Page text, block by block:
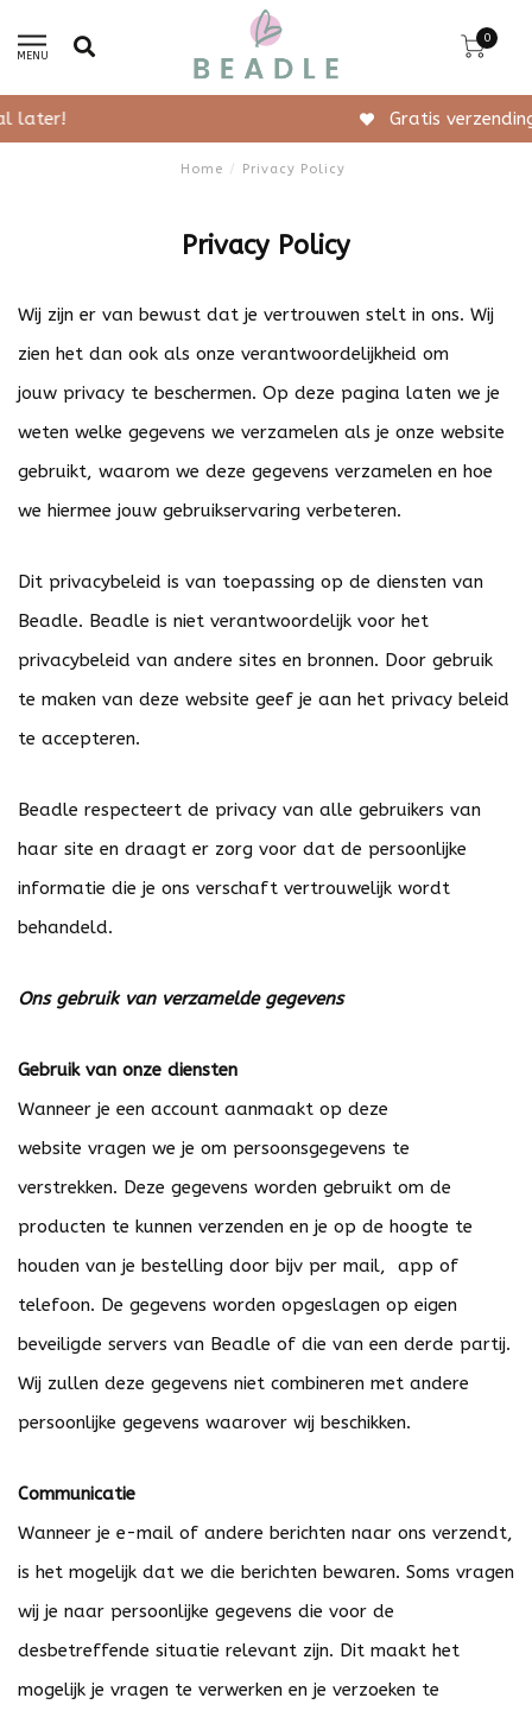
MENU
0
Gratis verzending vanaf 50,-
Home / Privacy Policy
Privacy Policy
Wij zijn er van bewust dat je vertrouwen stelt in ons. Wij
zien het dan ook als onze verantwoordelijkheid om
jouw privacy te beschermen. Op deze pagina laten we je
weten welke gegevens we verzamelen als je onze website
gebruikt, waarom we deze gegevens verzamelen en hoe
we hiermee jouw gebruikservaring verbeteren.
Dit privacybeleid is van toepassing op de diensten van
Beadle. Beadle is niet verantwoordelijk voor het
privacybeleid van andere sites en bronnen. Door gebruik
te maken van deze website geef je aan het privacy beleid
te accepteren.
Beadle respecteert de privacy van alle gebruikers van
haar site en draagt er zorg voor dat de persoonlijke
informatie die je ons verschaft vertrouwelijk wordt
behandeld.
Ons gebruik van verzamelde gegevens
Gebruik van onze diensten
Wanneer je een account aanmaakt op deze
website vragen we je om persoonsgegevens te
verstrekken. Deze gegevens worden gebruikt om de
producten te kunnen verzenden en je op de hoogte te
houden van je bestelling door bijv per mail, app of
telefoon. De gegevens worden opgeslagen op eigen
beveiligde servers van Beadle of die van een derde partij.
Wij zullen deze gegevens niet combineren met andere
persoonlijke gegevens waarover wij beschikken.
Communicatie
Wanneer je e-mail of andere berichten naar ons verzendt,
is het mogelijk dat we die berichten bewaren. Soms vragen
wij je naar persoonlijke gegevens die voor de
desbetreffende situatie relevant zijn. Dit maakt het
mogelijk je vragen te verwerken en je verzoeken te